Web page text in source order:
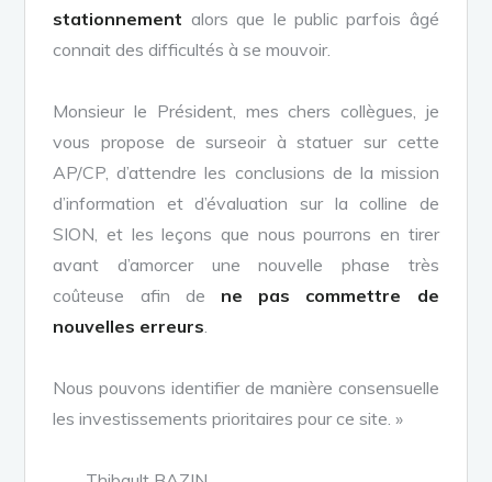
stationnement alors que le public parfois âgé
connait des difficultés à se mouvoir.
Monsieur le Président, mes chers collègues, je
vous propose de surseoir à statuer sur cette
AP/CP, d’attendre les conclusions de la mission
d’information et d’évaluation sur la colline de
SION, et les leçons que nous pourrons en tirer
avant d’amorcer une nouvelle phase très
coûteuse afin de ne pas commettre de
nouvelles erreurs
Nous pouvons identifier de manière consensuelle
les investissements prioritaires pour ce site. »